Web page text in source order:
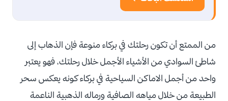
من الممتع أن تكون رحلتك في بركاء منوعة فإن الذهاب إلى
شاطئ السوادي من الأشياء الأجمل خلال رحلتك، فهو يعتبر
واحد من أجمل الاماكن السياحية في بركاء كونه يعكس سحر
الطبيعة من خلال مياهه الصافية ورماله الذهبية الناعمة